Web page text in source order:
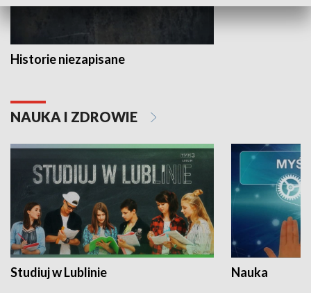
Historie niezapisane
NAUKA I ZDROWIE
Studiuj w Lublinie Nauka